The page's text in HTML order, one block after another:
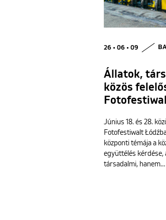
26 • 06 • 09
Állatok,
közös
Június 18. és 28.
Fotofestiwalt
központi témája a
együttélés kérdése,
társadalmi, hanem…